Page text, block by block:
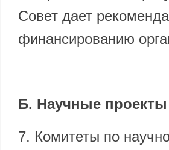
Совет дает
финансированию
Б. Научные проекты
7. Комитеты по